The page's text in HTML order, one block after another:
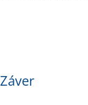
Záver